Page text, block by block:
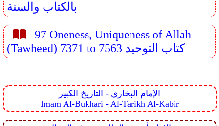
بالكتاب والسنة
97 Oneness, Uniqueness of Allah
(Tawheed) 7371 to 7563 كتاب التوحيد
الإمام البخاري - التاريخ الكبير
Imam Al-Bukhari - Al-Tarikh Al-Kabir